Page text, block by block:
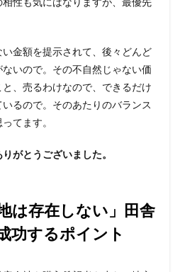
金額を提示されて、後々どんど
いので。その不自然じゃない価
、売るわけなので、できるだけ
るので。そのあたりのバランス
てます。
がとうございました。
は存在しない」田舎
功するポイント